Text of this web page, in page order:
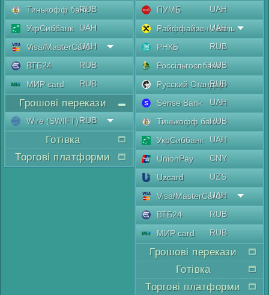
Тинькофф банкRUB
УкрСиббанк
UAH
Visa/MasterCard
UAH
ВТБ24
RUB
МИР card
RUB
Грошові перекази
Wire (SWIFT)RUB
Готівка
Торгові платформи
ПУМБ
UAH
Райффайзен Аваль
UAH
РНКБ
RUB
Россільгоспбанк
RUB
Русский Стандарт
RUB
Sense Bank
UAH
Тинькофф банкRUB
УкрСиббанк
UAH
UnionPay
CNY
Uzcard
UZS
Visa/MasterCard
UAH
ВТБ24
RUB
МИР card
RUB
Грошові перекази
Готівка
Торгові платформи